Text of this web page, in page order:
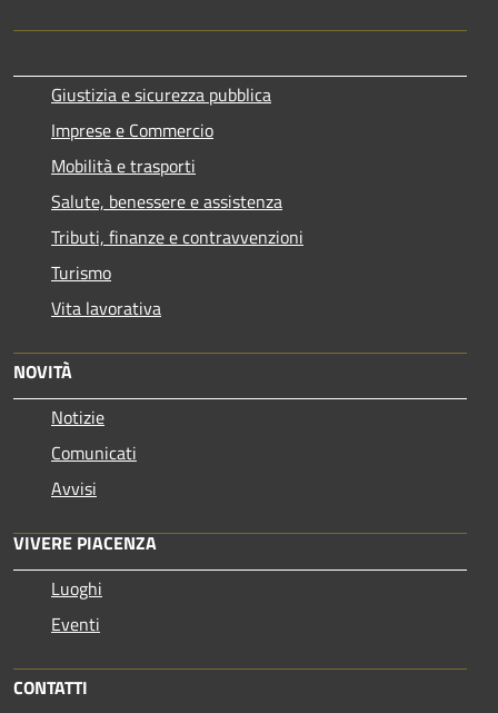
Giustizia e sicurezza pubblica
Imprese e Commercio
Mobilità e trasporti
Salute, benessere e assistenza
Tributi, finanze e contravvenzioni
Turismo
Vita lavorativa
NOVITÀ
Notizie
Comunicati
Avvisi
VIVERE PIACENZA
Luoghi
Eventi
CONTATTI